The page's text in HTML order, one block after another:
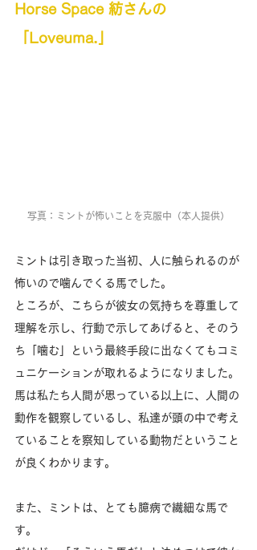
Horse Space 紡さんの
「Loveuma.」
写真：ミントが怖いことを克服中（本人提供）
ミントは引き取った当初、人に触られるのが
怖いので噛んでくる馬でした。
ところが、こちらが彼女の気持ちを尊重して
理解を示し、行動で示してあげると、そのう
ち「噛む」という最終手段に出なくてもコミ
ュニケーションが取れるようになりました。
馬は私たち人間が思っている以上に、人間の
動作を観察しているし、私達が頭の中で考え
ていることを察知している動物だということ
が良くわかります。
また、ミントは、とても臆病で繊細な馬で
す。